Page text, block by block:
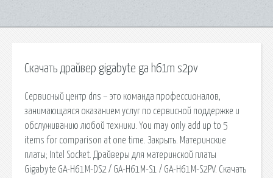
Скачать драйвер gigabyte ga h61m s2pv
Сервисный центр dns – это команда профессионалов,
занимающаяся оказанием услуг по сервисной поддержке и
обслуживанию любой техники. You may only add up to 5
items for comparison at one time. Закрыть. Материнские
платы; Intel Socket. Драйверы для материнской платы
Gigabyte GA-H61M-DS2 / GA-H61M-S1 / GA-H61M-S2PV. Скачать